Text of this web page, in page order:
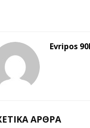
Evripos
ΆΡΘΡΑ